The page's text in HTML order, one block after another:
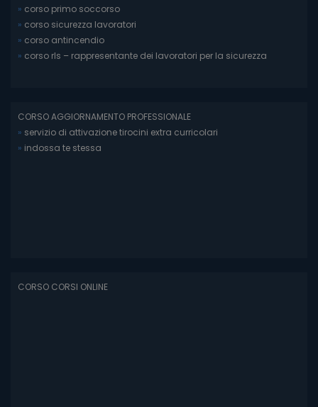
» corso primo soccorso
» corso sicurezza lavoratori
» corso antincendio
» corso rls – rappresentante dei lavoratori per la sicurezza
CORSO AGGIORNAMENTO PROFESSIONALE
» servizio di attivazione tirocini extra curricolari
» indossa te stessa
CORSO CORSI ONLINE